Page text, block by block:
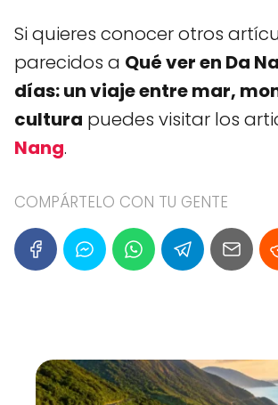
Si quieres conocer otros
parecidos a Qué ver en Da
días: un viaje entre mar,
cultura puedes visitar los
Nang.
COMPÁRTELO CON TU GENTE